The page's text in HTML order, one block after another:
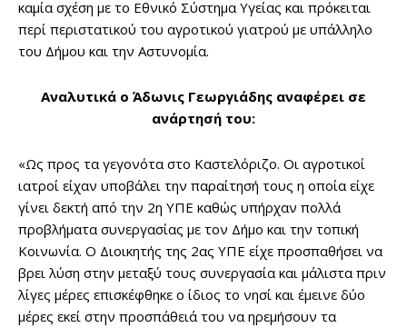
καμία σχέση με το Εθνικό Σύστημα Υγείας και πρόκειται
περί περιστατικού του αγροτικού γιατρού με υπάλληλο
του Δήμου και την Αστυνομία.
Αναλυτικά ο Άδωνις Γεωργιάδης αναφέρει σε
ανάρτησή του:
«Ως προς τα γεγονότα στο Καστελόριζο. Οι αγροτικοί
ιατροί είχαν υποβάλει την παραίτησή τους η οποία είχε
γίνει δεκτή από την 2η ΥΠΕ καθώς υπήρχαν πολλά
προβλήματα συνεργασίας με τον Δήμο και την τοπική
Κοινωνία. Ο Διοικητής της 2ας ΥΠΕ είχε προσπαθήσει να
βρει λύση στην μεταξύ τους συνεργασία και μάλιστα πριν
λίγες μέρες επισκέφθηκε ο ίδιος το νησί και έμεινε δύο
μέρες εκεί στην προσπάθειά του να ηρεμήσουν τα